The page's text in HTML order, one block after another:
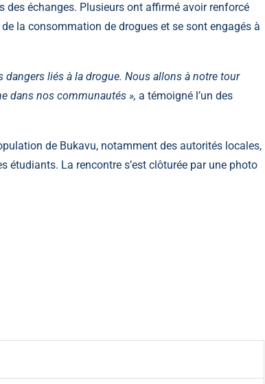
échanges. Plusieurs ont affirmé avoir renforcé
la consommation de drogues et se sont engagés à
liés à la drogue. Nous allons à notre tour
dans nos communautés », a témoigné l’un des
de Bukavu, notamment des autorités locales,
étudiants. La rencontre s’est clôturée par une photo